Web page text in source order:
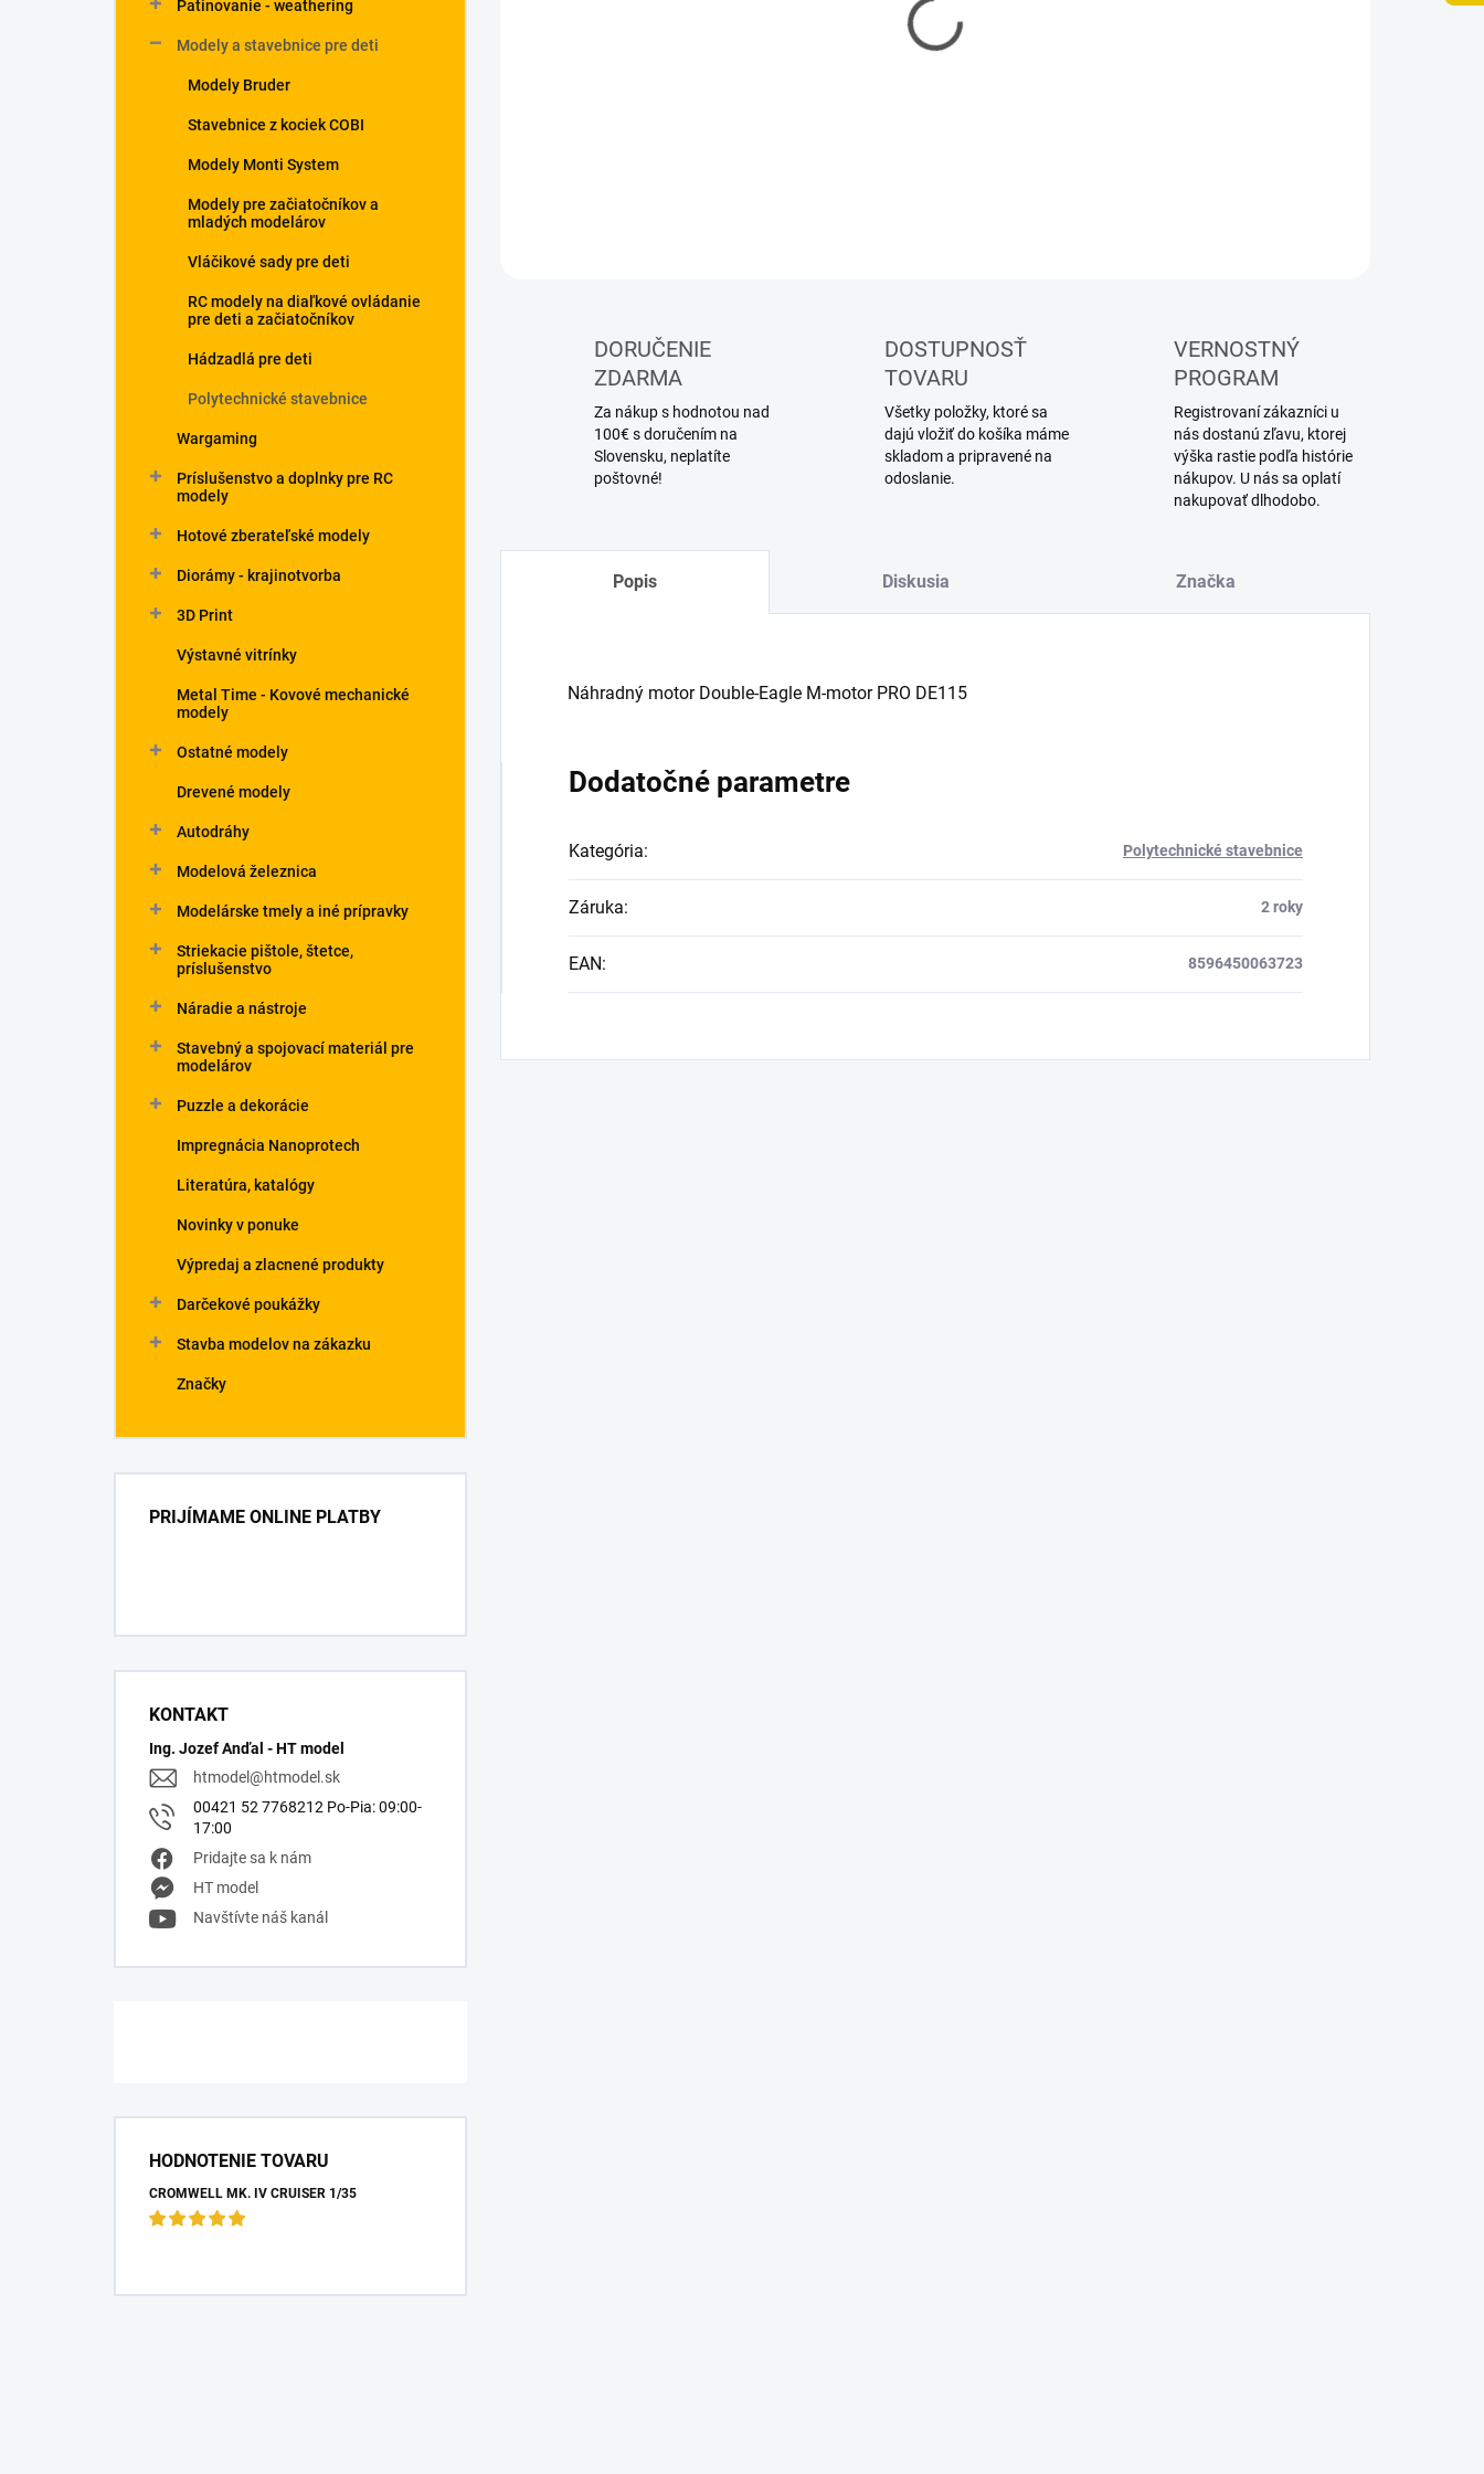
Patinovanie - weathering
Modely a stavebnice pre deti
Modely Bruder
Stavebnice z kociek COBI
Modely Monti System
Modely pre začiatočníkov a
mladých modelárov
Vláčikové sady pre deti
RC modely na diaľkové ovládanie
pre deti a začiatočníkov
Hádzadlá pre deti
Polytechnické stavebnice
Wargaming
Príslušenstvo a doplnky pre RC
modely
Hotové zberateľské modely
Diorámy - krajinotvorba
3D Print
Výstavné vitrínky
Metal Time - Kovové mechanické
modely
Ostatné modely
Drevené modely
Autodráhy
Modelová železnica
Modelárske tmely a iné prípravky
Striekacie pištole, štetce,
príslušenstvo
Náradie a nástroje
Stavebný a spojovací materiál pre
modelárov
Puzzle a dekorácie
Impregnácia Nanoprotech
Literatúra, katalógy
Novinky v ponuke
Výpredaj a zlacnené produkty
Darčekové poukážky
Stavba modelov na zákazku
Značky
PRIJÍMAME ONLINE PLATBY
KONTAKT
Ing. Jozef Anďal - HT model
htmodel@htmodel.sk
00421 52 7768212 Po-Pia: 09:00-
17:00
Pridajte sa k nám
HT model
Navštívte náš kanál
HODNOTENIE TOVARU
CROMWELL MK. IV CRUISER 1/35
DORUČENIE
ZDARMA
Za nákup s hodnotou nad
100€ s doručením na
Slovensku, neplatíte
poštovné!
DOSTUPNOSŤ
TOVARU
Všetky položky, ktoré sa
dajú vložiť do košíka máme
skladom a pripravené na
odoslanie.
VERNOSTNÝ
PROGRAM
Registrovaní zákazníci u
nás dostanú zľavu, ktorej
výška rastie podľa histórie
nákupov. U nás sa oplatí
nakupovať dlhodobo.
Popis Diskusia Značka
Náhradný motor Double-Eagle M-motor PRO DE115
Dodatočné parametre
Kategória: Polytechnické stavebnice
Záruka: 2 roky
EAN: 8596450063723